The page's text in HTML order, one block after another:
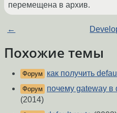
перемещена в архив.
←
Похожие темы
Форум как получить
Форум
почему gateway в
(2014)